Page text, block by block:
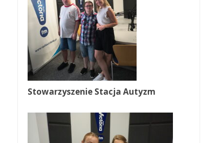
Stowarzyszenie Stacja Autyzm